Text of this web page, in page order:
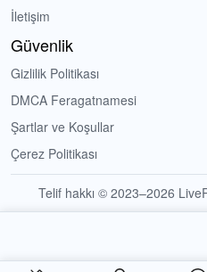
İletişim
Güvenlik
Gizlilik Politikası
DMCA Feragatnamesi
Şartlar ve Koşullar
Çerez Politikası
Telif hakkı © 2023–2026